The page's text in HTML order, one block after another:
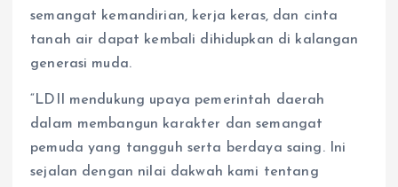
semangat kemandirian, kerja keras, dan cinta
tanah air dapat kembali dihidupkan di kalangan
generasi muda.
“LDII mendukung upaya pemerintah daerah
dalam membangun karakter dan semangat
pemuda yang tangguh serta berdaya saing. Ini
sejalan dengan nilai dakwah kami tentang